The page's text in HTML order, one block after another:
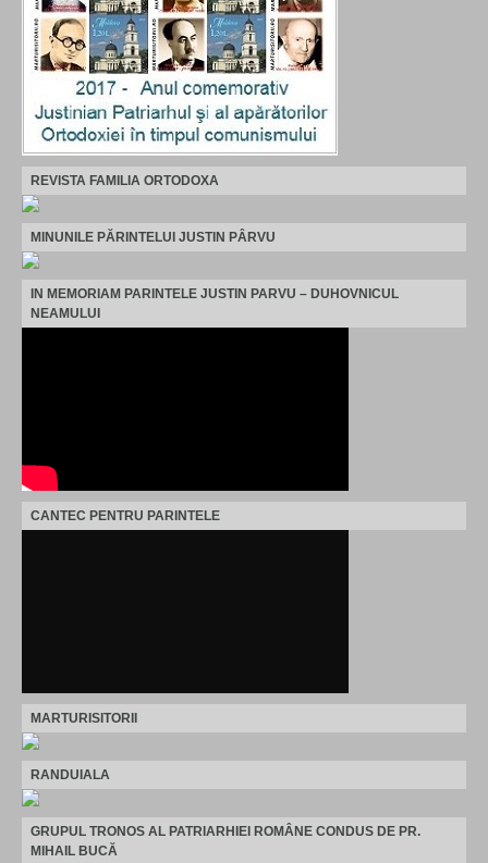
REVISTA FAMILIA ORTODOXA
MINUNILE PĂRINTELUI JUSTIN PÂRVU
IN MEMORIAM PARINTELE JUSTIN PARVU – DUHOVNICUL
NEAMULUI
CANTEC PENTRU PARINTELE
MARTURISITORII
RANDUIALA
GRUPUL TRONOS AL PATRIARHIEI ROMÂNE CONDUS DE PR.
MIHAIL BUCĂ